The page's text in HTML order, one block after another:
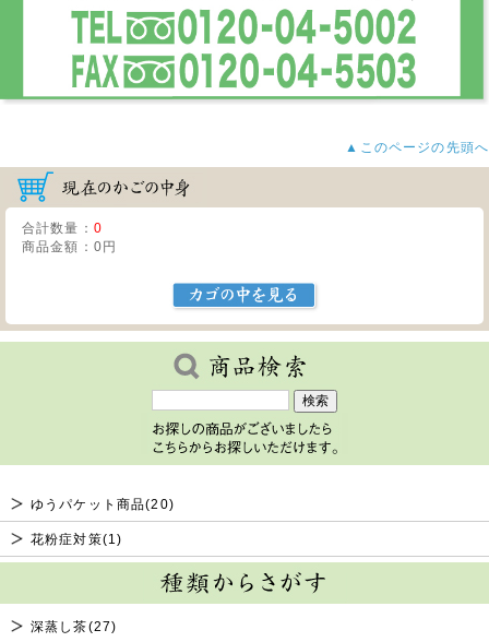
合計数量： 0
商品金額： 0円
ゆうパケット商品(20)
花粉症対策(1)
深蒸し茶(27)
ネット注文の年内最終発送は、12月27日の午前中までのご注文とさせていただきま
なお、商品の在庫状況により年明けのご対応となる場合がございますのでご了承く
冬の特別限定茶「蔵出し煎茶 雪牡丹」や「品評会入賞茶」、冬のお試し特撰セッ
ト、今月の逸品、冬の厳選茶器をアップいたしましたので、ぜひお試しください。
2025年10月17日
プレゼント『やわらかくんさき』 内容量変更のお知らせ
プレゼントの『やわらかくんさき』の内容量が70gから58gに変更となります。
新商品アップいたしました!
秋の特別茶「秋だし煎茶」や秋のお試し特撰セット、今月の逸品、秋の厳選茶器を
アップいたしましたので、ぜひお試しください。
2025年08月22日 新商品アップしました!
初秋のお試し特撰セット、今月の逸品、初秋の厳選茶器などをアップいたしました
新商品アップしました!
ぜひお試しください。
▲このページの先頭へ